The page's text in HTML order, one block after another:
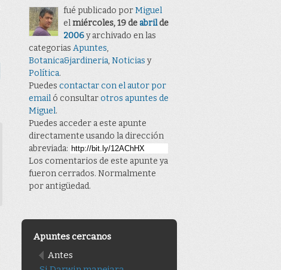
fué publicado porMiguel
elmiércoles, 19 deabrilde
2006y archivado en las
categorias Apuntes,
Botanica&jardineria, Noticias y
Polí­tica.
Puedes contactar con el autor por
email ó consultarotros apuntes de
Miguel.
Puedes acceder a este apunte
directamente usando la dirección
abreviada:
Los comentarios de este apunte ya
fueron cerrados. Normalmente
por antigüedad.
Apuntes cercanos
Antes